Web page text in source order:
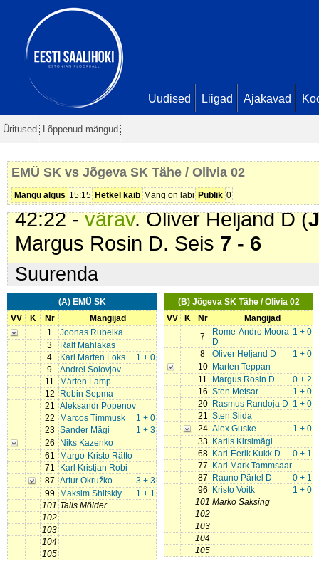
Uudised Liigad Ajakavad
Üritused Lõppenud mängud
EMÜ SK vs Jõgeva SK Tähe / Olivia 02
Mängu algus 15:15 Hetkel käib Mäng on läbi Publik 0
26:30 -
värav
28:05 -värav
6 - 4
33:13 - värav . Karl Marten Loks (
7 - 4
Söötis Margus Rosin D. Seis
39:54 -karistus (207 -
42:22 -värav. Oliver Heljand D (
Margus Rosin D. Seis 7 - 6
Suurenda
(A) EMÜ SK
VV
K Nr
Mängijad
1
Joonas Rubeika
3
Ralf Mahlakas
4
1 + 0
Karl Marten Loks
9
Andrei Solovjov
11
Märten Lamp
12
Robin Sepma
21 Aleksandr Popenov
22
1 + 0
Marcos Timmusk
23
1 + 3
Sander Mägi
26
Niks Kazenko
61
Margo-Kristo Rätto
71
Karl Kristjan Robi
87
3 + 3
Artur Okružko
99
1 + 1
Maksim Shitskiy
101 Talis Mölder
102
103
104
105
(B) Jõgeva SK Tähe / Olivia 02
VV
K Nr
Mängijad
7
1 + 0
Rome-Andro Moora
D
8
1 + 0
Oliver Heljand D
10
Marten Teppan
11
0 + 2
Margus Rosin D
16
1 + 0
Sten Metsar
20
1 + 0
Rasmus Randoja D
21 Sten Siida
24
1 + 0
Alex Guske
33
Karlis Kirsimägi
68
0 + 1
Karl-Eerik Kukk D
77
Karl Mark Tammsaar
87
0 + 1
Rauno Pärtel D
96
1 + 0
Kristo Voitk
101 Marko Saksing
102
103
104
105